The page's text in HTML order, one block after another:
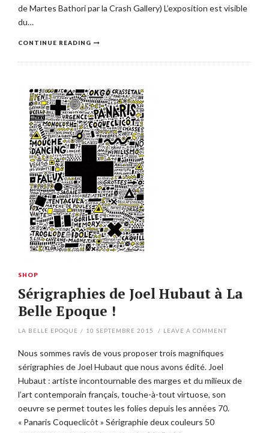
de Martes Bathori par la Crash Gallery) L’exposition est visible
du…
CONTINUE READING
SHOP
Sérigraphies de Joel Hubaut à La
Belle Epoque !
LA BELLE EPOQUE / 10 SEPTEMBRE 2015 / LEAVE A COMMENT
Nous sommes ravis de vous proposer trois magnifiques
sérigraphies de Joel Hubaut que nous avons édité. Joel
Hubaut : artiste incontournable des marges et du milieux de
l’art contemporain français, touche-à-tout virtuose, son
oeuvre se permet toutes les folies depuis les années 70.
« Panaris Coqueclicôt » Sérigraphie deux couleurs 50